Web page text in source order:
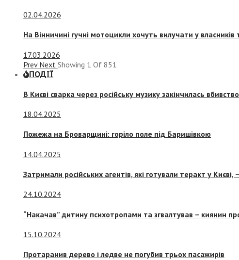
02.04.2026
На Вінничині гучні мотоцикли хочуть вилучати у
17.03.2026
Prev Next Showing 1 Of 851
ПОДІЇ
В Києві сварка через російську музику закінчилась
18.04.2025
Пожежа на Броварщині: горіло поле під Баришівкою
14.04.2025
Затримали російських агентів, які готували теракт у Києві,
24.10.2024
“Накачав” дитину психотропами та згвалтував – киянин
15.10.2024
Протаранив дерево і ледве не погубив трьох пасажирів